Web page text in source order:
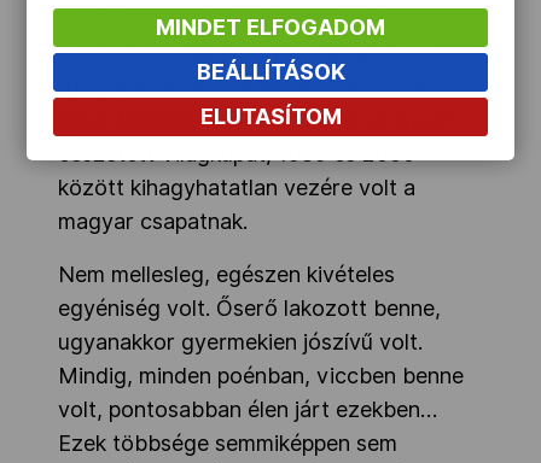
különösen azok, akik benne éltek,
pontosan tudják, hogy egyáltalán nem
túlzó a minősítés. A kilencvenes évek
egyik legjobb kardozója hunyt el, nyert
között kihagyhatatlan vezére volt a
magyar csapatnak.
Nem mellesleg, egészen kivételes
egyéniség volt. Őserő lakozott benne,
ugyanakkor gyermekien jószívű volt.
Mindig, minden poénban, viccben benne
volt, pontosabban élen járt ezekben…
Ezek többsége semmiképpen sem
MINDET ELFOGADOM
BEÁLLÍTÁSOK
ELUTASÍTOM